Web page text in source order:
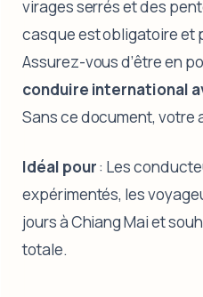
virages serrés et des
casque est obligatoire et
Assurez-vous d’être en
conduire international
Sans ce document, votre
Idéal pour: Les
expérimentés, les
jours à Chiang Mai et
totale.